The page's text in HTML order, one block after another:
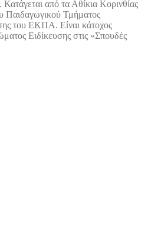
Κατάγεται από τα Αθίκια Κορινθίας
Παιδαγωγικού Τμήματος
του ΕΚΠΑ. Είναι κάτοχος
Ειδίκευσης στις «Σπουδές